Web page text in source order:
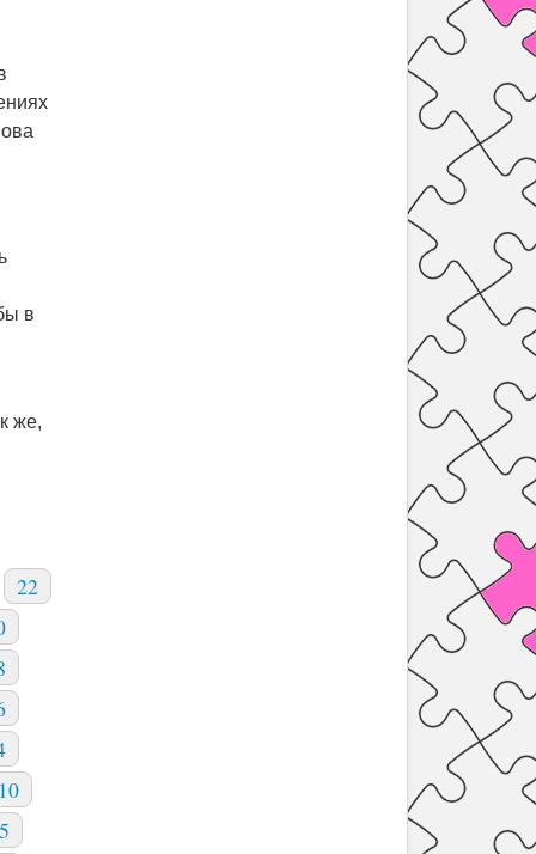
в
же,
22